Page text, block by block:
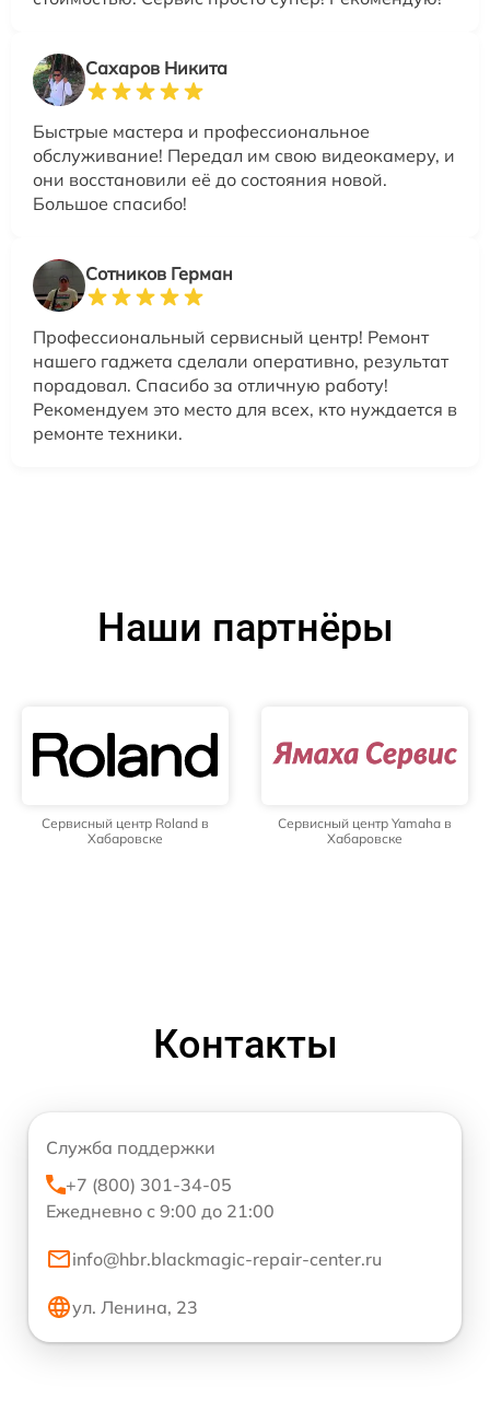
Сахаров Никита
Быстрые мастера и профессиональное
обслуживание! Передал им свою видеокамеру, и
они восстановили её до состояния новой.
Большое спасибо!
Сотников Герман
Профессиональный сервисный центр! Ремонт
нашего гаджета сделали оперативно, результат
порадовал. Спасибо за отличную работу!
Рекомендуем это место для всех, кто нуждается в
ремонте техники.
Наши партнёры
Сервисный центр Roland в
Хабаровске
Сервисный центр Yamaha в
Хабаровске
Контакты
Служба поддержки
+7 (800) 301-34-05
Ежедневно с 9:00 до 21:00
info@hbr.blackmagic-repair-center.ru
ул. Ленина, 23